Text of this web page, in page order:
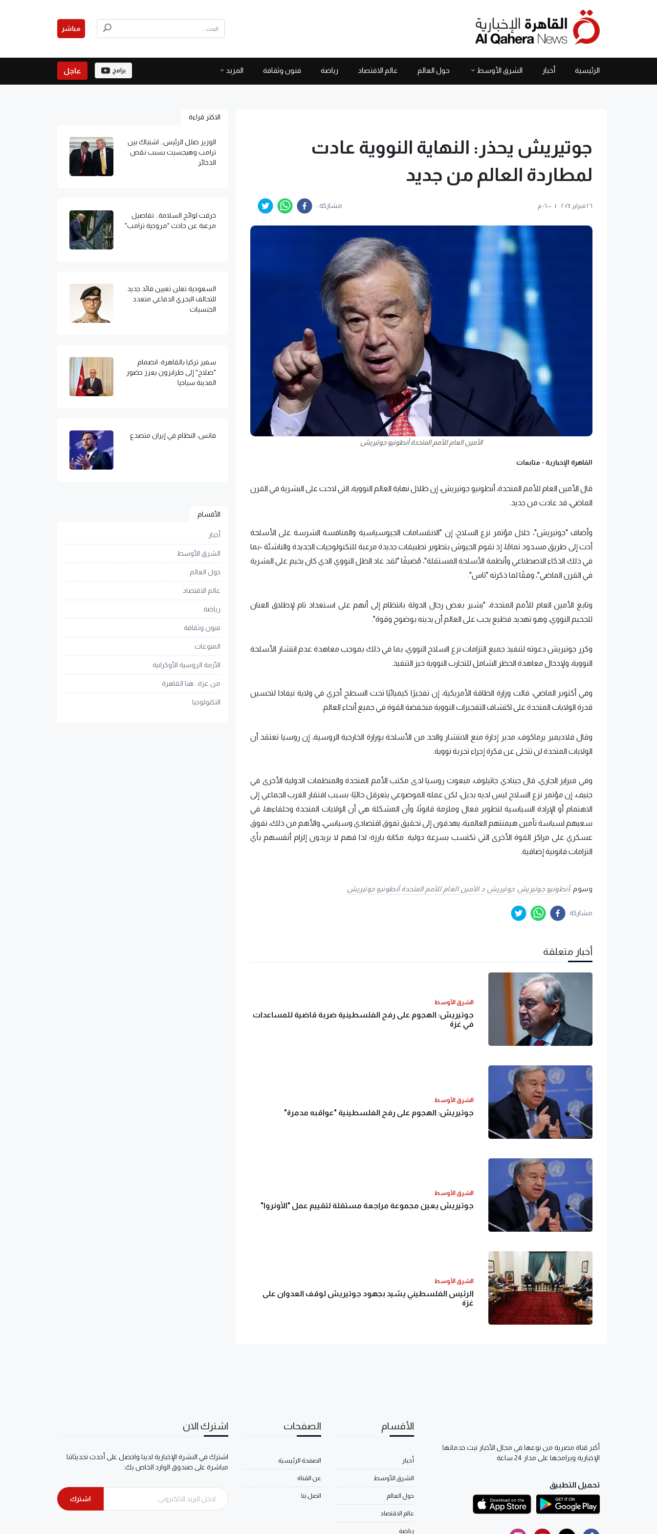
مباشر
الرئيسية أخبار الشرق الأوسط حول العالم عالم الاقتصاد رياضة فنون وثقافة المزيد برامج عاجل
جوتيريش يحذر: النهاية النووية عادت
لمطاردة العالم من جديد
٢٦ فبراير ٢٠٢٤ | ٠٦:٠٠ م مشاركة :
الأمين العام للأمم المتحدة أنطونيو جوتيريش
القاهرة الإخبارية - متابعات
قال الأمين العام للأمم المتحدة، أنطونيو جوتيريش، إن ظلال نهاية العالم النووية، التي لاحت على البشرية في القرن
الماضي، قد عادت من جديد.
وأضاف "جوتيريش"، خلال مؤتمر نزع السلاح، إن "الانقسامات الجيوسياسية والمنافسة الشرسة على الأسلحة
أدت إلى طريق مسدود تمامًا، إذ تقوم الجيوش بتطوير تطبيقات جديدة مرعبة للتكنولوجيات الجديدة والناشئة -بما
في ذلك الذكاء الاصطناعي وأنظمة الأسلحة المستقلة"، مُضيفًا "لقد عاد الظل النووي الذي كان يخيم على البشرية
في القرن الماضي"، وفقًا لما ذكرته "تاس".
وتابع الأمين العام للأمم المتحدة، "يشير بعض رجال الدولة بانتظام إلى أنهم على استعداد تام لإطلاق العنان
للجحيم النووي، وهو تهديد فظيع يجب على العالم أن يدينه بوضوح وقوة".
وكرر جوتيريش دعوته لتنفيذ جميع التزامات نزع السلاح النووي، بما في ذلك بموجب معاهدة عدم انتشار الأسلحة
النووية، ولإدخال معاهدة الحظر الشامل للتجارب النووية حيز التنفيذ.
وفي أكتوبر الماضي، قالت وزارة الطاقة الأمريكية، إن تفجيرًا كيميائيًا تحت السطح أجري في ولاية نيفادا لتحسين
قدرة الولايات المتحدة على اكتشاف التفجيرات النووية منخفضة القوة في جميع أنحاء العالم.
وقال فلاديمير يرماكوف، مدير إدارة منع الانتشار والحد من الأسلحة بوزارة الخارجية الروسية، إن روسيا تعتقد أن
الولايات المتحدة لن تتخلى عن فكرة إجراء تجربة نووية.
وفي فبراير الجاري، قال جينادي جاتيلوف، مبعوث روسيا لدى مكتب الأمم المتحدة والمنظمات الدولية الأخرى في
جنيف، إن مؤتمر نزع السلاح ليس لديه بديل، لكن عمله الموضوعي يتعرقل حاليًا؛ بسبب افتقار الغرب الجماعي إلى
الاهتمام أو الإرادة السياسية لتطوير فعال وملزمة قانونًا، وأن المشكلة هي أن الولايات المتحدة وحلفاءها، في
سعيهم لسياسة تأمين هيمنتهم العالمية، يهدفون إلى تحقيق تفوق اقتصادي وسياسي، والأهم من ذلك، تفوق
عسكري على مراكز القوة الأخرى التي تكتسب بسرعة دولية. مكانة بارزة؛ لذا فهم لا يريدون إلزام أنفسهم بأي
التزامات قانونية إضافية.
وسوم :أنطونيو جوتيريش جوتيريش د الأمين العام للأمم المتحدة أنطونيو جوتيريش
مشاركة
أخبار متعلقة
الشرق الأوسط
جوتيريش: الهجوم على رفح الفلسطينية ضربة قاضية للمساعدات
في غزة
الشرق الأوسط
جوتيريش: الهجوم على رفح الفلسطينية "عواقبه مدمرة"
الشرق الأوسط
جوتيريش يعين مجموعة مراجعة مستقلة لتقييم عمل "الأونروا"
الشرق الأوسط
الرئيس الفلسطيني يشيد بجهود جوتيريش لوقف العدوان على
غزة
الاكثر قراءة
الوزير ضلل الرئيس.. اشتباك بين
ترامب وهيجسيث بسبب نقص
الذخائر
خرقت لوائح السلامة.. تفاصيل
مرعبة عن حادث "مروحية ترامب"
السعودية تعلن تعيين قائد جديد
للتحالف البحري الدفاعي متعدد
الجنسيات
سفير تركيا بالقاهرة: انضمام
"صلاح" إلى طرابزون يعزز حضور
المدينة سياحيا
فانس: النظام في إيران متصدع
الأقسام
أخبار
الشرق الأوسط
حول العالم
عالم الاقتصاد
رياضة
فنون وثقافة
المنوعات
الأزمة الروسية الأوكرانية
من غزة.. هنا القاهرة
التكنولوجيا
أكبر قناة مصرية من نوعها في مجال الأخبار تبث خدماتها
الإخبارية وبرامجها على مدار 24 ساعة
تحميل التطبيق
الأقسام
أخبار
الشرق الأوسط
حول العالم
عالم الاقتصاد
رياضة
الصفحات
الصفحة الرئيسية
عن القناة
اتصل بنا
اشترك الان
اشترك في النشرة الإخبارية لدينا واحصل على أحدث تحديثاتنا
مباشرة على صندوق الوارد الخاص بك.
اشترك